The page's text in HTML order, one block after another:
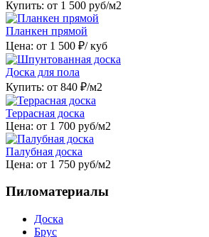
Купить: от 1 500 руб/м2
Планкен прямой
Цена: от 1 500 ₽/ куб
Доска для пола
Купить: от 840 ₽/м2
Террасная доска
Цена: от 1 700 руб/м2
Палубная доска
Цена: от 1 750 руб/м2
Пиломатериалы
Доска
Брус